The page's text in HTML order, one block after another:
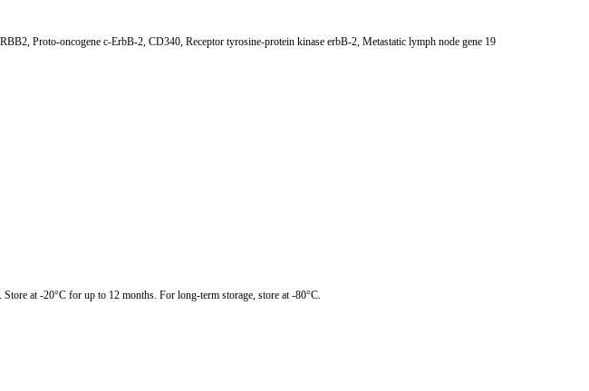
Proto-oncogene c-ErbB-2, CD340, Receptor tyrosine-protein kinase erbB-2, Metastatic lymph node gene 19
at -20°C for up to 12 months. For long-term storage, store at -80°C.